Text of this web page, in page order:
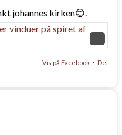
johannes kirken😊.
Vis på Facebook · Del